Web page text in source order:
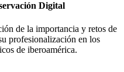
Digital
de la importancia y retos de
profesionalización en los
de iberoamérica.